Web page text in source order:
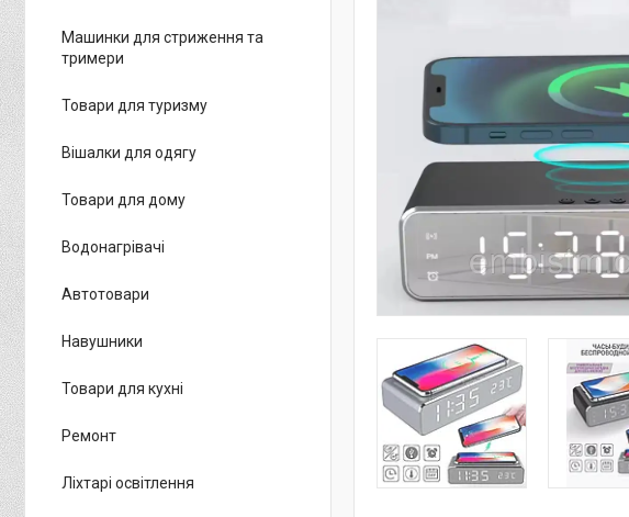
Машинки для стриження та
тримери
Товари для туризму
Вішалки для одягу
Товари для дому
Водонагрівачі
Автотовари
Навушники
Товари для кухні
Ремонт
Ліхтарі освітлення